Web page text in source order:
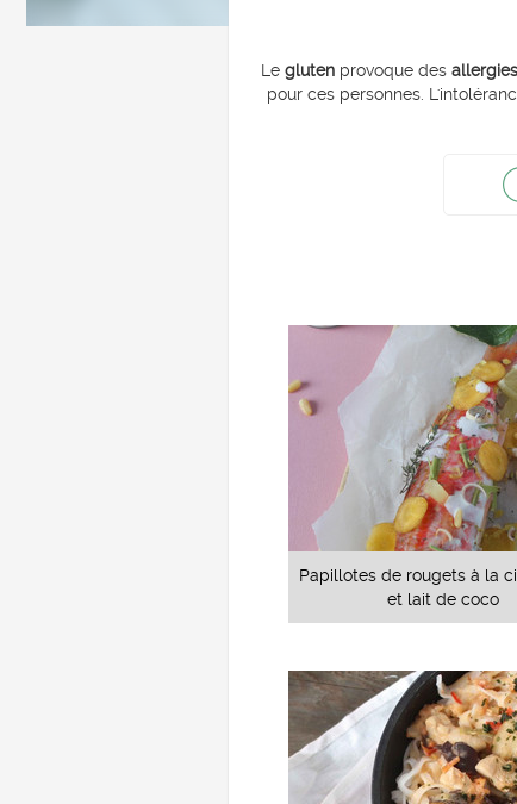
Le gluten provoque des
pour ces personnes.
Papillotes de rougets à la
et lait de coco